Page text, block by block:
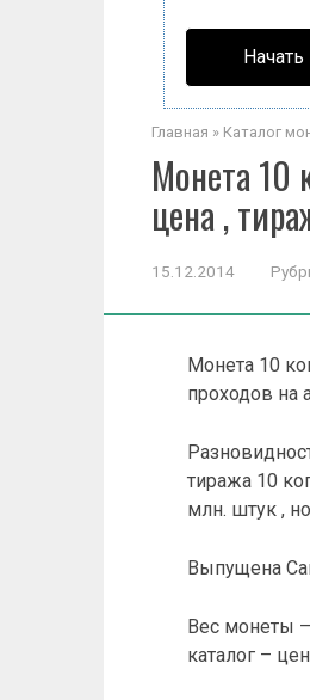
Главная » Каталог
Монета 10
цена ,
15.12.2014
Монета 10
проходов на
тиража 10
млн. штук ,
Выпущена
Вес монеты
каталог –